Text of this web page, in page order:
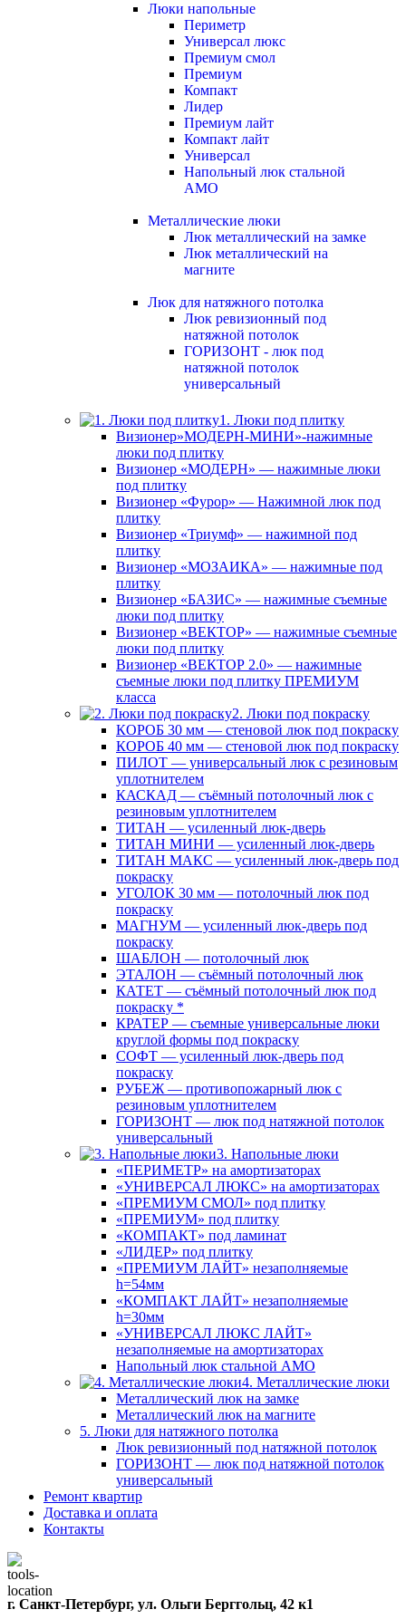
Люки напольные
Периметр
Универсал люкс
Премиум смол
Премиум
Компакт
Лидер
Премиум лайт
Компакт лайт
Универсал
Напольный люк стальной
АМО
Металлические люки
Люк металлический на замке
Люк металлический на
магните
Люк для натяжного потолка
Люк ревизионный под
натяжной потолок
ГОРИЗОНТ - люк под
натяжной потолок
универсальный
1. Люки под плитку
Визионер»МОДЕРН-МИНИ»-нажимные
люки под плитку
Визионер «МОДЕРН» — нажимные люки
под плитку
Визионер «Фурор» — Нажимной люк под
плитку
Визионер «Триумф» — нажимной под
плитку
Визионер «МОЗАИКА» — нажимные под
плитку
Визионер «БАЗИС» — нажимные съемные
люки под плитку
Визионер «ВЕКТОР» — нажимные съемные
люки под плитку
Визионер «ВЕКТОР 2.0» — нажимные
съемные люки под плитку ПРЕМИУМ
класса
2. Люки под покраску
КОРОБ 30 мм — стеновой люк под покраску
КОРОБ 40 мм — стеновой люк под покраску
ПИЛОТ — универсальный люк с резиновым
уплотнителем
КАСКАД — съёмный потолочный люк с
резиновым уплотнителем
ТИТАН — усиленный люк-дверь
ТИТАН МИНИ — усиленный люк-дверь
ТИТАН МАКС — усиленный люк-дверь под
покраску
УГОЛОК 30 мм — потолочный люк под
покраску
МАГНУМ — усиленный люк-дверь под
покраску
ШАБЛОН — потолочный люк
ЭТАЛОН — съёмный потолочный люк
КАТЕТ — съёмный потолочный люк под
покраску *
КРАТЕР — съемные универсальные люки
круглой формы под покраску
СОФТ — усиленный люк-дверь под
покраску
РУБЕЖ — противопожарный люк с
резиновым уплотнителем
ГОРИЗОНТ — люк под натяжной потолок
универсальный
3. Напольные люки
«ПЕРИМЕТР» на амортизаторах
«УНИВЕРСАЛ ЛЮКС» на амортизаторах
«ПРЕМИУМ СМОЛ» под плитку
«ПРЕМИУМ» под плитку
«КОМПАКТ» под ламинат
«ЛИДЕР» под плитку
«ПРЕМИУМ ЛАЙТ» незаполняемые
h=54мм
«КОМПАКТ ЛАЙТ» незаполняемые
h=30мм
«УНИВЕРСАЛ ЛЮКС ЛАЙТ»
незаполняемые на амортизаторах
Напольный люк стальной АМО
4. Металлические люки
Металлический люк на замке
Металлический люк на магните
5. Люки для натяжного потолка
Люк ревизионный под натяжной потолок
ГОРИЗОНТ — люк под натяжной потолок
универсальный
Ремонт квартир
Доставка и оплата
Контакты
г. Санкт-Петербург, ул. Ольги Берггольц, 42 к1